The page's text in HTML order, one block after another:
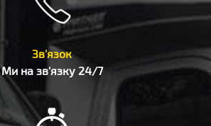
Зв'язок
Ми на зв'язку 24/7